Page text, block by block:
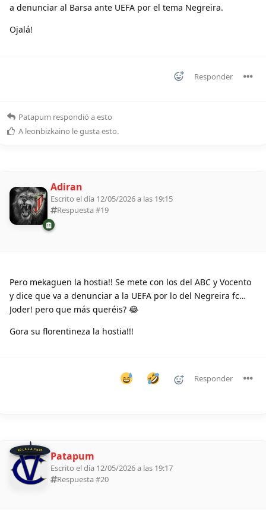
a denunciar al Barsa ante UEFA por el tema Negreira.
Ojalá!
Responder
Patapum respondió a esto
A leonbizkaino le gusta esto.
Adiran
Escrito el día 12/05/2026 a las 19:15
Respuesta #19
Pero mekaguen la hostia!! Se mete con los del ABC y Vocento
y dice que va a denunciar a la UEFA por lo del Negreira fc…
Joder! pero que más queréis? 😂
Gora su florentineza la hostia!!!
Responder
BOLILLA 2026 Patapum
Escrito el día 12/05/2026 a las 19:17
Respuesta #20